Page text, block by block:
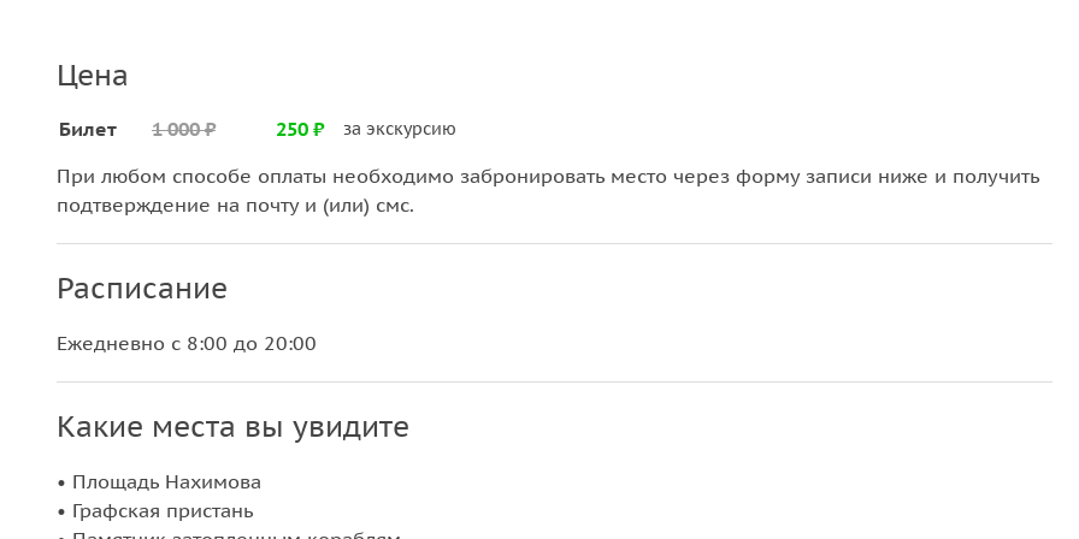
Цена
Билет 1 000 ₽ 250 ₽ за экскурсию
При любом способе оплаты необходимо забронировать место через форму записи ниже и получить
подтверждение на почту и (или) смс.
Расписание
Ежедневно с 8:00 до 20:00
Какие места вы увидите
• Площадь Нахимова
• Графская пристань